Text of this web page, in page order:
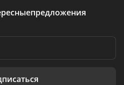
предложения